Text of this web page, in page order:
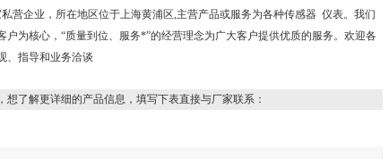
营企业，所在地区位于上海黄浦区,主营产品或服务为各种传感器 仪表。我们
为核心，“质量到位、服务*”的经营理念为广大客户提供优质的服务。欢迎各
、指导和业务洽谈
想了解更详细的产品信息，填写下表直接与厂家联系：